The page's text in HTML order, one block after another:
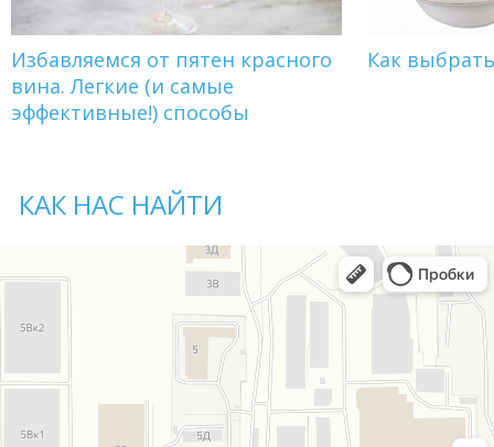
Избавляемся от пятен красного
вина. Легкие (и самые
эффективные!) способы
Как
КАК НАС НАЙТИ